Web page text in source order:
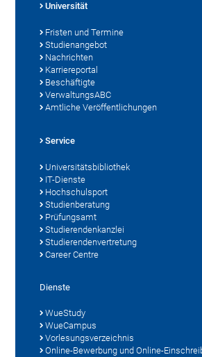
Universität
Fristen und Termine
Studienangebot
Nachrichten
Karriereportal
Beschäftigte
VerwaltungsABC
Amtliche Veröffentlichungen
Service
Universitätsbibliothek
IT-Dienste
Hochschulsport
Studienberatung
Prüfungsamt
Studierendenkanzlei
Studierendenvertretung
Career Centre
Dienste
WueStudy
WueCampus
Vorlesungsverzeichnis
Online-Bewerbung und Online-